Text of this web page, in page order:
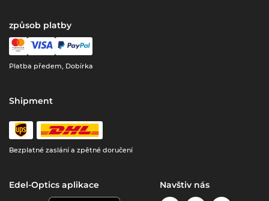
způsob platby
Platba předem, Dobírka
Shipment
Bezplatné zaslání a zpětné doručení
Edel-Optics aplikace Navštiv nás